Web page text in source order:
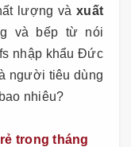
lượng và xuất
và bếp từ nói
nhập khẩu Đức
người tiêu dùng
nhiêu?
trong tháng